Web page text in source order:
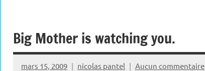
Big Mother is watching you.
mars 15, 2009 nicolas pantel Aucun commentaire